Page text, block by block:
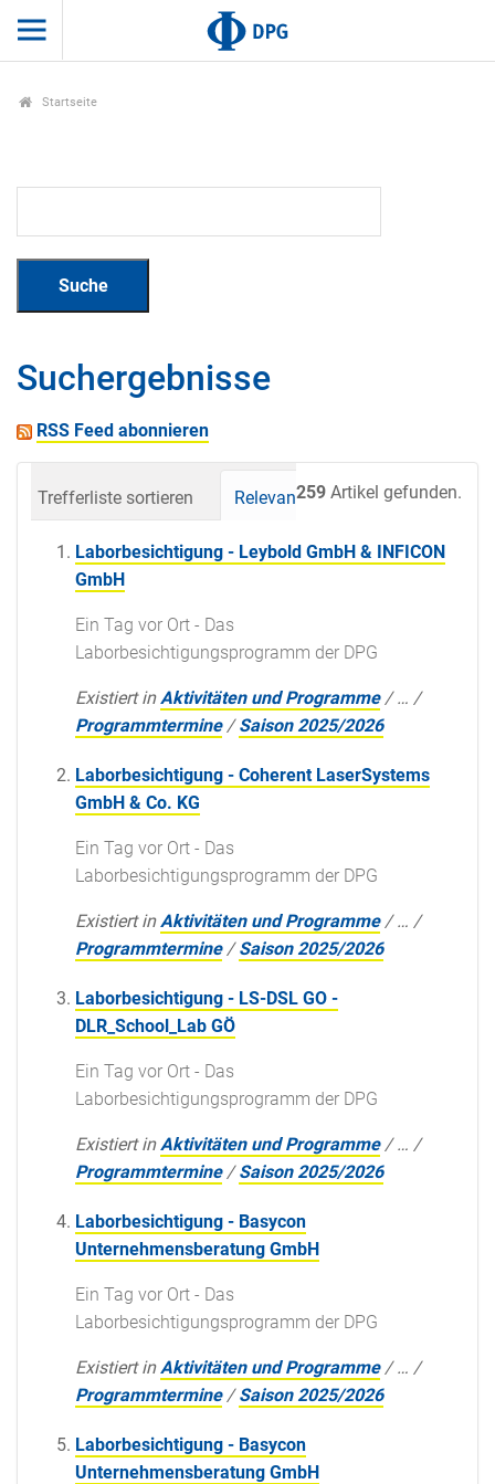
Startseite
Suchergebnisse
RSS Feed abonnieren
259 Artikel gefunden.
Trefferliste sortieren Relevanz Datum
Laborbesichtigung - Leybold GmbH & INFICON
GmbH
Ein Tag vor Ort - Das
Laborbesichtigungsprogramm der DPG
Existiert in Aktivitäten und Programme /… /
Programmtermine /Saison 2025/2026
Laborbesichtigung - Coherent LaserSystems
GmbH & Co. KG
Ein Tag vor Ort - Das
Laborbesichtigungsprogramm der DPG
Existiert in Aktivitäten und Programme /… /
Programmtermine /Saison 2025/2026
Laborbesichtigung - LS-DSL GO -
DLR_School_Lab GÖ
Ein Tag vor Ort - Das
Laborbesichtigungsprogramm der DPG
Existiert in Aktivitäten und Programme /… /
Programmtermine /Saison 2025/2026
Laborbesichtigung - Basycon
Unternehmensberatung GmbH
Ein Tag vor Ort - Das
Laborbesichtigungsprogramm der DPG
Existiert in Aktivitäten und Programme /… /
Programmtermine /Saison 2025/2026
Laborbesichtigung - Basycon
Unternehmensberatung GmbH